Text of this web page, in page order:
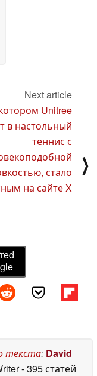
Next article
Unitree
в настольный
теннис с
стало
на сайте X
⟩
текста: David
- 395 статей